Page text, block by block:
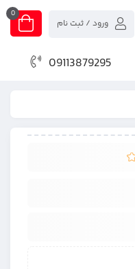
0
ورود / ثبت نام
09113879295